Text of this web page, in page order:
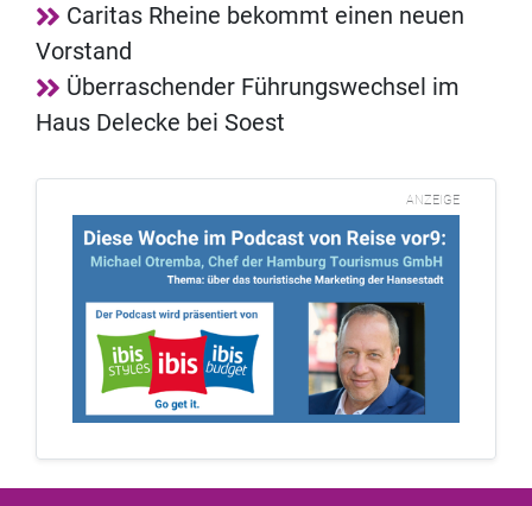
Caritas Rheine bekommt einen neuen
Vorstand
Überraschender Führungswechsel im
Haus Delecke bei Soest
ANZEIGE